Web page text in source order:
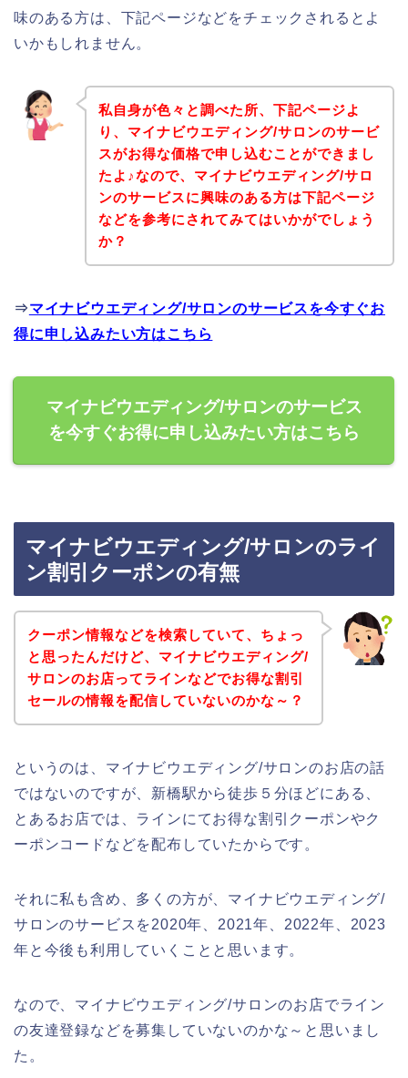
味のある方は、下記ページなどをチェックされるとよ
いかもしれません。
私自身が色々と調べた所、下記ページよ
り、マイナビウエディング/サロンのサービ
スがお得な価格で申し込むことができまし
たよ♪なので、マイナビウエディング/サロ
ンのサービスに興味のある方は下記ページ
などを参考にされてみてはいかがでしょう
か？
⇒マイナビウエディング/サロンのサービスを今すぐお
得に申し込みたい方はこちら
マイナビウエディング/サロンのサービス
を今すぐお得に申し込みたい方はこちら
マイナビウエディング/サロンのライ
ン割引クーポンの有無
クーポン情報などを検索していて、ちょっ
と思ったんだけど、マイナビウエディング/
サロンのお店ってラインなどでお得な割引
セールの情報を配信していないのかな～？
というのは、マイナビウエディング/サロンのお店の話
ではないのですが、新橋駅から徒歩５分ほどにある、
とあるお店では、ラインにてお得な割引クーポンやク
ーポンコードなどを配布していたからです。
それに私も含め、多くの方が、マイナビウエディング/
サロンのサービスを2020年、2021年、2022年、2023
年と今後も利用していくことと思います。
なので、マイナビウエディング/サロンのお店でライン
の友達登録などを募集していないのかな～と思いまし
た。